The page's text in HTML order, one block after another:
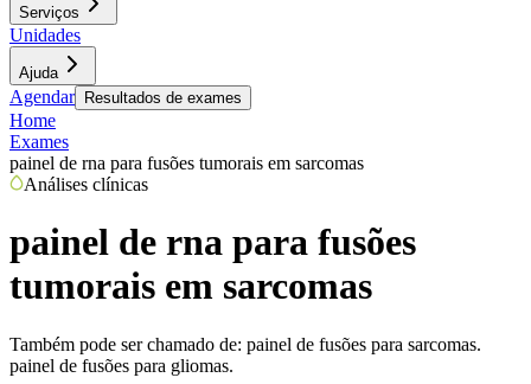
Serviços
Unidades
Ajuda
Agendar Resultados de exames
Home
Exames
painel de rna para fusões tumorais em sarcomas
Análises clínicas
painel de rna para fusões
tumorais em sarcomas
Também pode ser chamado de: painel de fusões para sarcomas.
painel de fusões para gliomas.